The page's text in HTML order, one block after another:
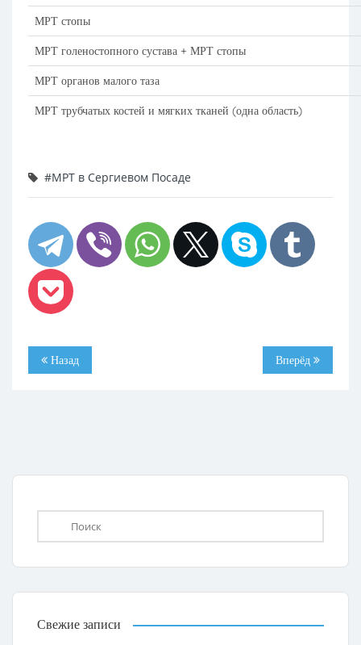
МРТ стопы
МРТ голеностопного сустава + МРТ стопы
МРТ органов малого таза
МРТ трубчатых костей и мягких тканей (одна область)
#МРТ в Сергиевом Посаде
Назад Вперёд
Свежие записи